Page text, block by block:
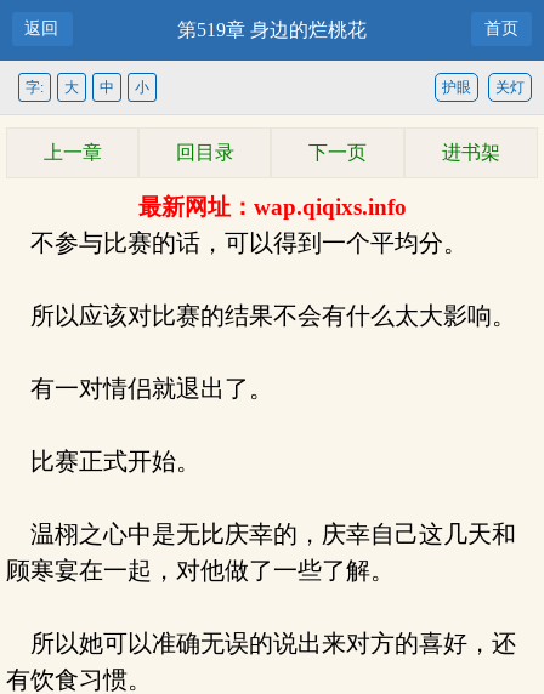
返回 第519章 身边的烂桃花 首页
关灯
护眼
字: 大 中 小
上一章 回目录 下一页 进书架
最新网址：wap.qiqixs.info
不参与比赛的话，可以得到一个平均分。
所以应该对比赛的结果不会有什么太大影响。
有一对情侣就退出了。
比赛正式开始。
温栩之心中是无比庆幸的，庆幸自己这几天和
顾寒宴在一起，对他做了一些了解。
所以她可以准确无误的说出来对方的喜好，还
有饮食习惯。